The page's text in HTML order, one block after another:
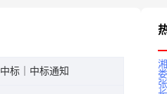
中标｜中标通知